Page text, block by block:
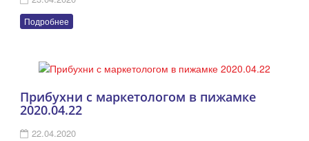
Подробнее
Прибухни с маркетологом в пижамке
2020.04.22
22.04.2020